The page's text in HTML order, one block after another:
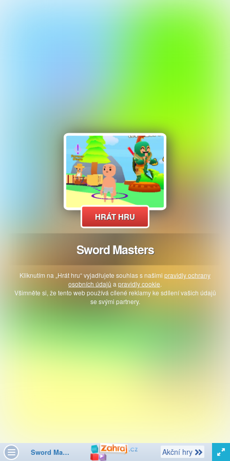
HRÁT HRU
Sword Masters
Kliknutím na „Hrát hru“ vyjadřujete souhlas s našimi pravidly ochrany
osobních údajů a pravidly cookie
Všimněte si, že tento web používá cílené reklamy ke sdílení vašich údajů
se svými partnery.
Toggle
Sword Masters Další
Akční hry